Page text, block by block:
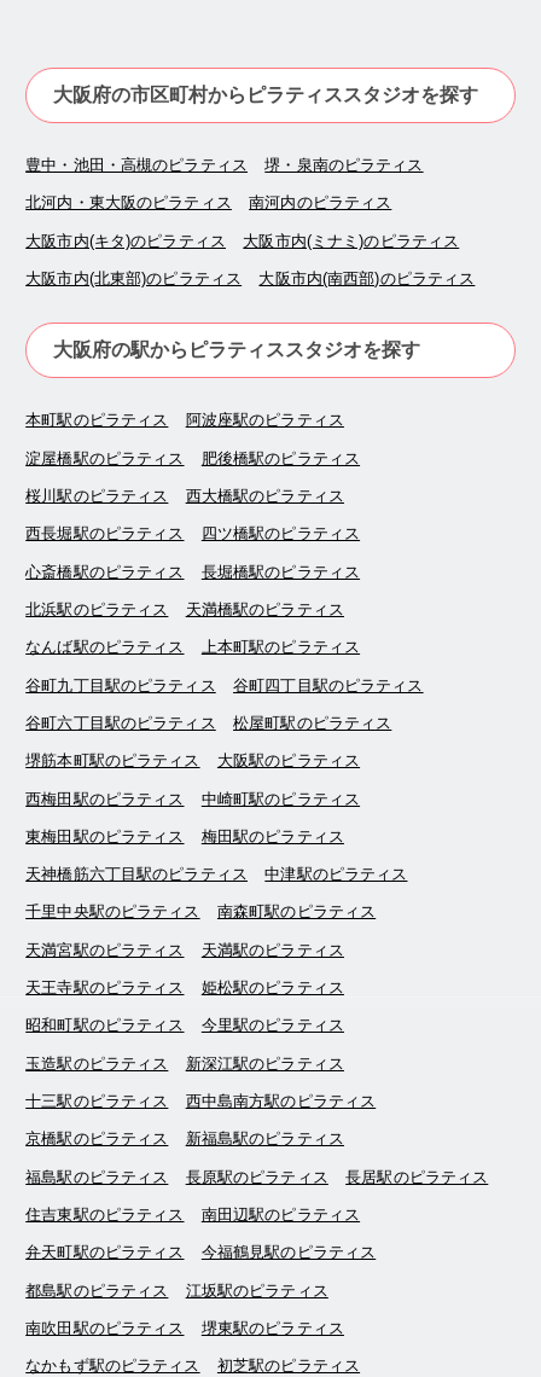
大阪府の市区町村からピラティススタジオを探す
豊中・池田・高槻のピラティス 堺・泉南のピラティス
北河内・東大阪のピラティス 南河内のピラティス
大阪市内(キタ)のピラティス 大阪市内(ミナミ)のピラティス
大阪市内(北東部)のピラティス 大阪市内(南西部)のピラティス
大阪府の駅からピラティススタジオを探す
本町駅のピラティス 阿波座駅のピラティス
淀屋橋駅のピラティス 肥後橋駅のピラティス
桜川駅のピラティス 西大橋駅のピラティス
西長堀駅のピラティス 四ツ橋駅のピラティス
心斎橋駅のピラティス 長堀橋駅のピラティス
北浜駅のピラティス 天満橋駅のピラティス
なんば駅のピラティス 上本町駅のピラティス
谷町九丁目駅のピラティス 谷町四丁目駅のピラティス
谷町六丁目駅のピラティス 松屋町駅のピラティス
堺筋本町駅のピラティス 大阪駅のピラティス
西梅田駅のピラティス 中崎町駅のピラティス
東梅田駅のピラティス 梅田駅のピラティス
天神橋筋六丁目駅のピラティス 中津駅のピラティス
千里中央駅のピラティス 南森町駅のピラティス
天満宮駅のピラティス 天満駅のピラティス
天王寺駅のピラティス 姫松駅のピラティス
昭和町駅のピラティス 今里駅のピラティス
玉造駅のピラティス 新深江駅のピラティス
十三駅のピラティス 西中島南方駅のピラティス
京橋駅のピラティス 新福島駅のピラティス
福島駅のピラティス 長原駅のピラティス 長居駅のピラティス
住吉東駅のピラティス 南田辺駅のピラティス
弁天町駅のピラティス 今福鶴見駅のピラティス
都島駅のピラティス 江坂駅のピラティス
南吹田駅のピラティス 堺東駅のピラティス
なかもず駅のピラティス 初芝駅のピラティス